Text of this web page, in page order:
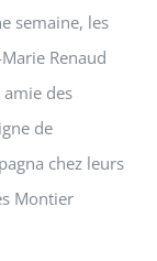
semaine, les
Renaud
des
de
chez leurs
Montier